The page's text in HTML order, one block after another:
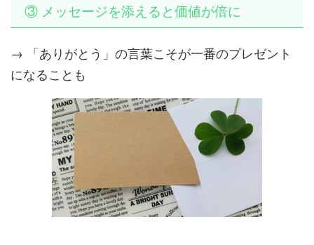
③ メッセージを添えると価値が倍に
→ 「ありがとう」の言葉こそが一番のプレゼント
になることも